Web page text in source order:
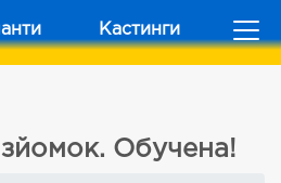
Кастинги
Обучена!